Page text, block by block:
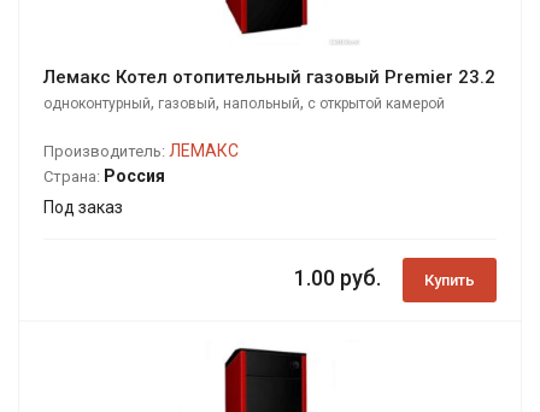
Лемакс Котел отопительный газовый Premier 23.2
одноконтурный, газовый, напольный, с открытой камерой
Производитель: ЛЕМАКС
Страна: Россия
Под заказ
1.00 руб. Купить